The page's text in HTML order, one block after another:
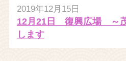
2019年12月15日
12月21日 復興広場 ～
します